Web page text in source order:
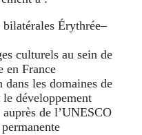
Érythrée–
culturels au sein de
en France
les domaines de
développement
de l’UNESCO